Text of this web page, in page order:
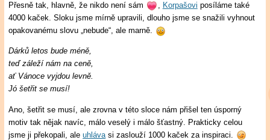
Přesně tak, hlavně, že nikdo není sám , Korpašovi posíláme také
4000 kaček. Sloku jsme mírně upravili, dlouho jsme se snažili vyhnout
opakovanému slovu „nebude“, ale marně.
Dárků letos bude méně,
teď záleží nám na ceně,
ať Vánoce vyjdou levně.
Jó šetřit se musí!
Ano, šetřit se musí, ale zrovna v této sloce nám přišel ten úsporný
motiv tak nějak navíc, málo veselý i málo šťastný. Prakticky celou
jsme ji překopali, aleuhláva si zaslouží 1000 kaček za inspiraci.